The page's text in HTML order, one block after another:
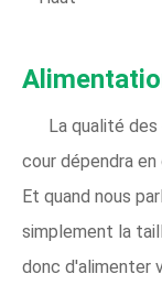
La qualité
cour dépendra
Et quand nous
simplement la
donc d'alimenter